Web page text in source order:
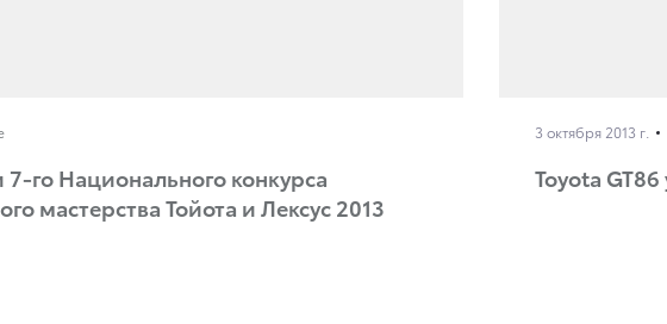
го Национального конкурса
мастерства Тойота и Лексус 2013
3 октября 2013 г.
Toyota